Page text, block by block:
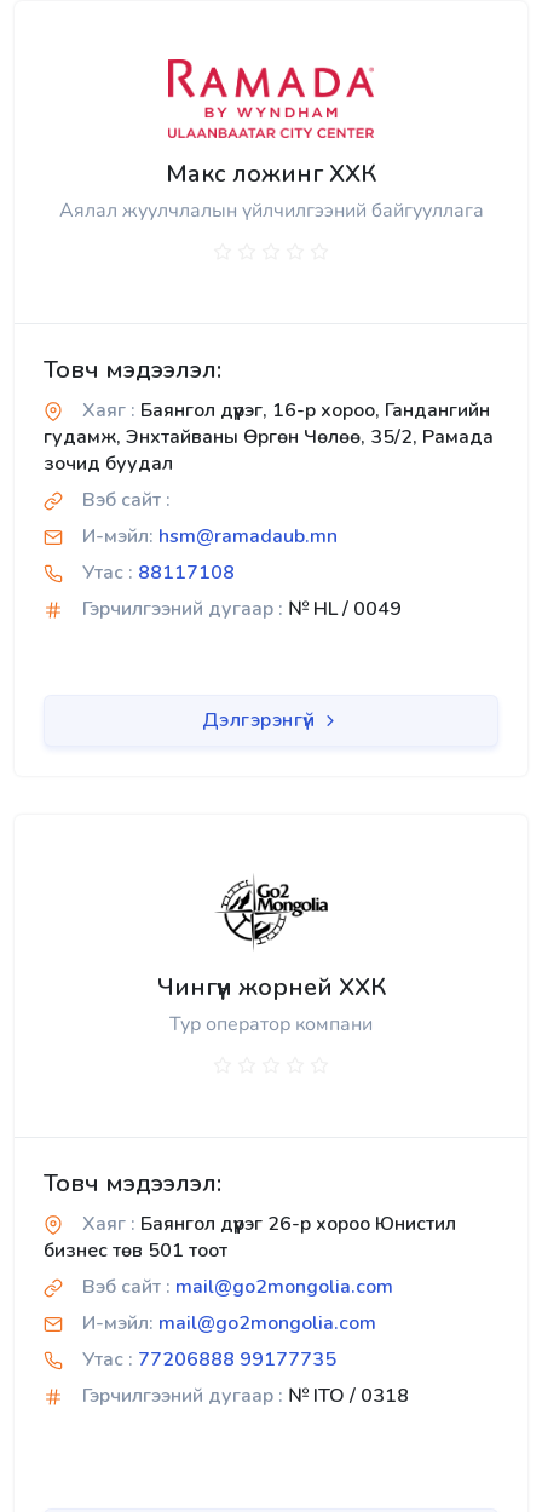
Макс ложинг ХХК
Аялал жуулчлалын үйлчилгээний байгууллага
Товч мэдээлэл:
Хаяг : Баянгол дүүрэг, 16-р хороо, Гандангийн
гудамж, Энхтайваны Өргөн Чөлөө, 35/2, Рамада
зочид буудал
Вэб сайт :
И-мэйл: hsm@ramadaub.mn
Утас : 88117108
Гэрчилгээний дугаар : № HL / 0049
Дэлгэрэнгүй
Чингүүн жорней ХХК
Тур оператор компани
Товч мэдээлэл:
Хаяг : Баянгол дүүрэг 26-р хороо Юнистил
бизнес төв 501 тоот
Вэб сайт : mail@go2mongolia.com
И-мэйл: mail@go2mongolia.com
Утас : 77206888 99177735
Гэрчилгээний дугаар : № ITO / 0318